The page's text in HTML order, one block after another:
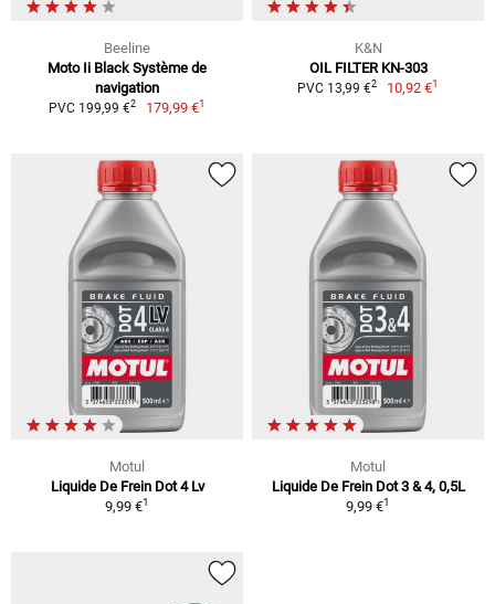
Beeline
Moto Ii Black Système de
navigation
PVC 199,99 €2 179,99 €1
K&N
OIL FILTER KN-303
PVC 13,99 €2 10,92 €1
Motul
Liquide De Frein Dot 4 Lv
9,99 €1
Motul
Liquide De Frein Dot 3 & 4, 0,5L
9,99 €1